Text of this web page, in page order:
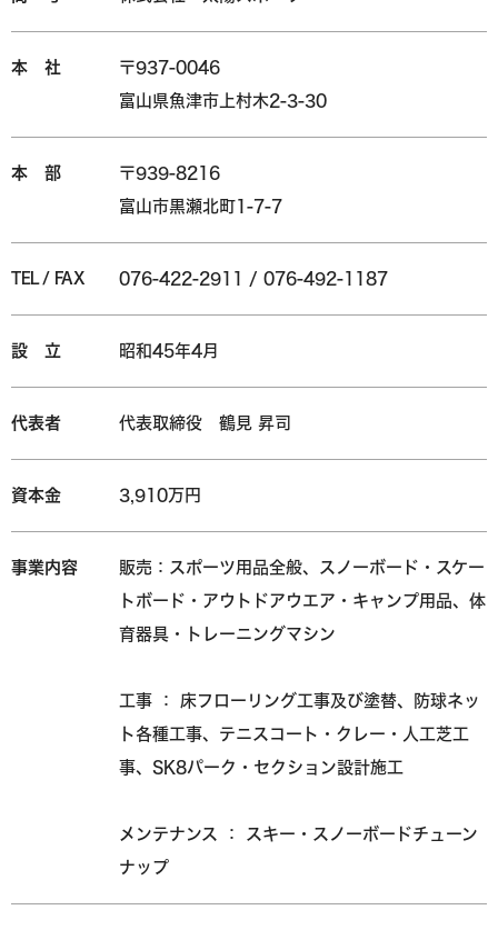
本 社
〒937-0046
富山県魚津市上村木2-3-30
本 部
〒939-8216
富山市黒瀬北町1-7-7
TEL / FAX 076-422-2911 / 076-492-1187
設 立 昭和45年4月
代表者 代表取締役 鶴見 昇司
資本金 3,910万円
事業内容
販売：スポーツ用品全般、スノーボード・スケー
トボード・アウトドアウエア・キャンプ用品、体
育器具・トレーニングマシン
工事 ： 床フローリング工事及び塗替、防球ネッ
ト各種工事、テニスコート・クレー・人工芝工
事、 SK8パーク・セクション設計施工
メンテナンス ： スキー・スノーボードチューン
ナップ